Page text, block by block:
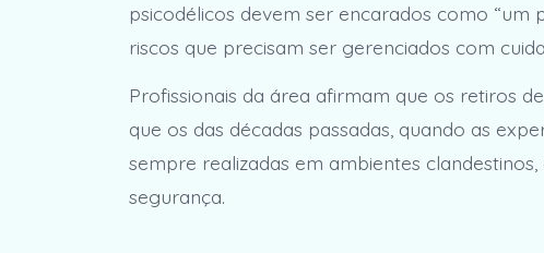
psicodélicos devem ser encarados como
riscos que precisam ser gerenciados com
Profissionais da área afirmam que os retiros
que os das décadas passadas, quando as
sempre realizadas em ambientes
segurança.